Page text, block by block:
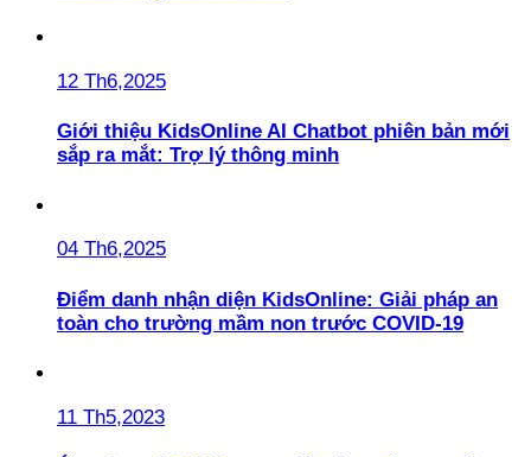
12 Th6,2025
Giới thiệu KidsOnline AI Chatbot phiên bản mới
sắp ra mắt: Trợ lý thông minh
04 Th6,2025
Điểm danh nhận diện KidsOnline: Giải pháp an
toàn cho trường mầm non trước COVID-19
11 Th5,2023